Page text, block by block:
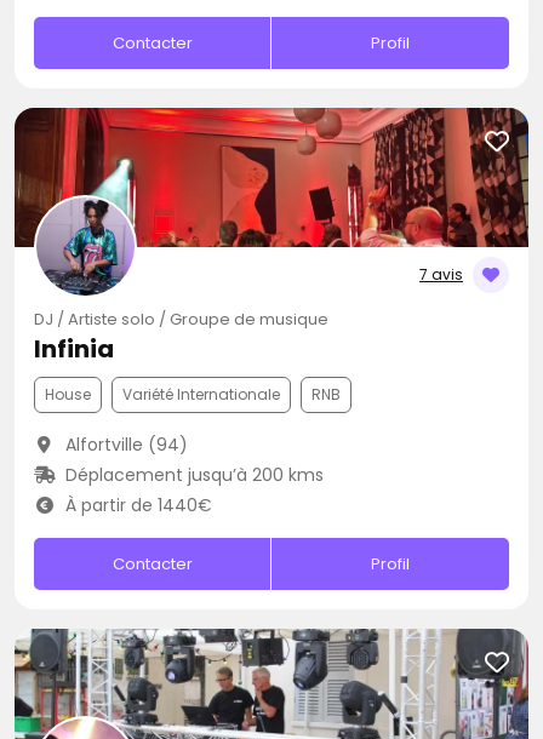
Contacter Profil
7 avis
DJ / Artiste solo / Groupe de musique
Infinia
House Variété Internationale RNB
Alfortville (94)
Déplacement jusqu’à 200 kms
À partir de 1440€
Contacter Profil